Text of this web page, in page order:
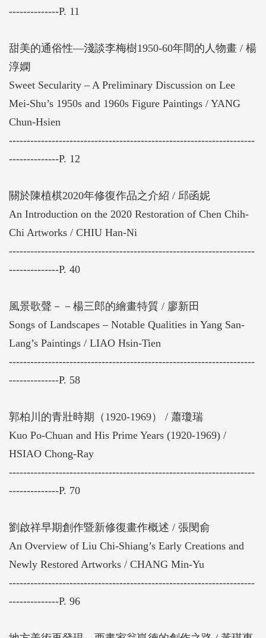
棋、莊世和、楊三郎及劉啟祥等七位臺灣前輩藝術家
君、郭江宋、郭崇偉及蔡斐文五位修復師，透過實際
的修復過程紀錄，探究作品經年累月所形成的本身樣
貌來分享此次的修復經驗。
--------------P. 11
甜美的通俗性—淺談李梅樹1950-60年間的人物畫 / 楊
淳嫻
Sweet Secularity – A Preliminary Discussion on Lee
Mei-Shu’s 1950s and 1960s Figure Paintings / YANG
Chun-Hsien
---------------------------------------------------------------------
--------------P. 12
關於陳植棋2020年修復作品之介紹 / 邱函妮
An Introduction on the 2020 Restoration of Chen Chih-
Chi Artworks / CHIU Han-Ni
---------------------------------------------------------------------
--------------P. 40
風景歌聲－－楊三郎的繪畫特質 / 廖新田
Songs of Landscapes – Notable Qualities in Yang San-
Lang’s Paintings / LIAO ‎Hsin-Tien
---------------------------------------------------------------------
--------------P. 58
郭柏川的青壯時期（1920-1969） / 蕭瓊瑞
Kuo Po-Chuan and His Prime Years (1920-1969) /
HSIAO Chong-Ray
---------------------------------------------------------------------
--------------P. 70
劉啟祥早期創作暨新修復畫作概述 / 張閔俞
An Overview of Liu Chi-Shiang’s Early Creations and
Newly Restored Artworks / CHANG Min-Yu
---------------------------------------------------------------------
--------------P. 96